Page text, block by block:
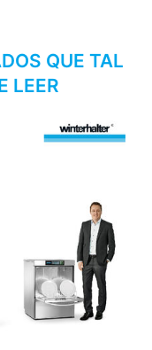
QUE TAL
LEER